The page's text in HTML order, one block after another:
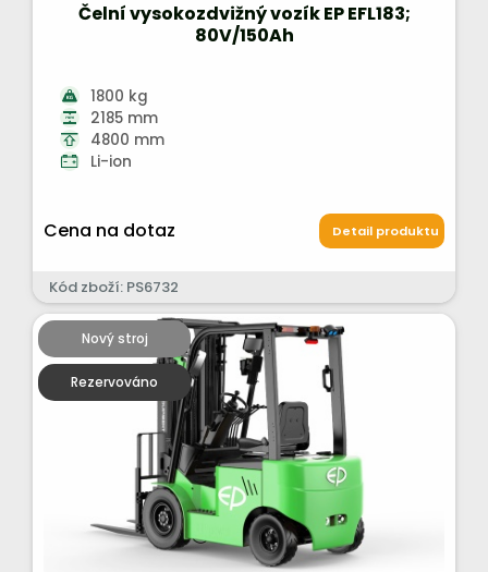
Čelní vysokozdvižný vozík EP EFL183;
80V/150Ah
1800 kg
2185 mm
4800 mm
Li-ion
Cena na dotaz Detail produktu
Kód zboží: PS6732
Nový stroj
Rezervováno